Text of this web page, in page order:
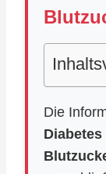
Die
Diabetes